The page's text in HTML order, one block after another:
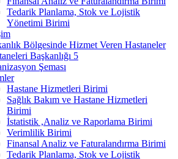
Tedarik Planlama, Stok ve Lojistik
Yönetimi Birimi
Bölgesinde Hizmet Veren Hastaneler
Başkanlığı 5
Şeması
Hastane Hizmetleri Birimi
Sağlık Bakım ve Hastane Hizmetleri
Birimi
İstatistik ,Analiz ve Raporlama Birimi
Verimlilik Birimi
Finansal Analiz ve Faturalandırma Birimi
Tedarik Planlama, Stok ve Lojistik